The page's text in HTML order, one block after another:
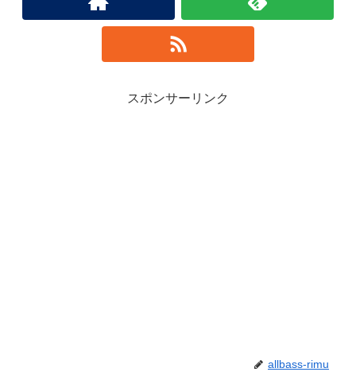
スポンサーリンク
allbass-rimu